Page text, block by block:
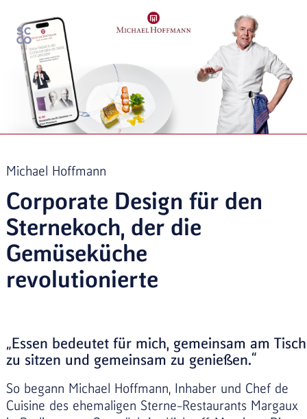
Michael Hoffmann
Corporate Design für den
Sternekoch, der die
Gemüseküche
revolutionierte
„Essen bedeutet für mich, gemeinsam am Tisch
zu sitzen und gemeinsam zu genießen.“
So begann Michael Hoffmann, Inhaber und Chef de
Cuisine des ehemaligen Sterne-Restaurants Margaux